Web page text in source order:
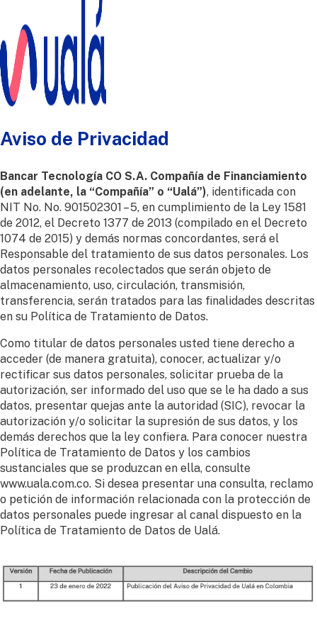
Aviso de Privacidad
Bancar Tecnología CO S.A. Compañía de Financiamiento
(en adelante, la “Compañía” o “Ualá”), identificada con
NIT No. No. 901502301 – 5, en cumplimiento de la Ley 1581
de 2012, el Decreto 1377 de 2013 (compilado en el Decreto
1074 de 2015) y demás normas concordantes, será el
Responsable del tratamiento de sus datos personales. Los
datos personales recolectados que serán objeto de
almacenamiento, uso, circulación, transmisión,
transferencia, serán tratados para las finalidades descritas
en su Política de Tratamiento de Datos.
Como titular de datos personales usted tiene derecho a
acceder (de manera gratuita), conocer, actualizar y/o
rectificar sus datos personales, solicitar prueba de la
autorización, ser informado del uso que se le ha dado a sus
datos, presentar quejas ante la autoridad (SIC), revocar la
autorización y/o solicitar la supresión de sus datos, y los
demás derechos que la ley confiera. Para conocer nuestra
Política de Tratamiento de Datos y los cambios
sustanciales que se produzcan en ella, consulte
www.uala.com.co. Si desea presentar una consulta, reclamo
o petición de información relacionada con la protección de
datos personales puede ingresar al canal dispuesto en la
Política de Tratamiento de Datos de Ualá.